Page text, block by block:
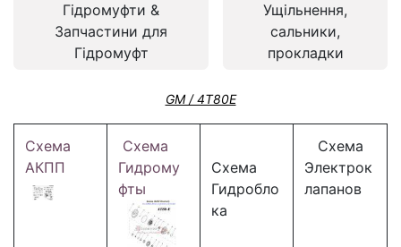
Гідромуфти &
Запчастини для
Гідромуфт
Ущільнення,
сальники,
прокладки
GM / 4T80E
Схема
АКПП
Схема
Гидрому
фты
Схема
Гидробло
ка
Схема
Электрок
лапанов